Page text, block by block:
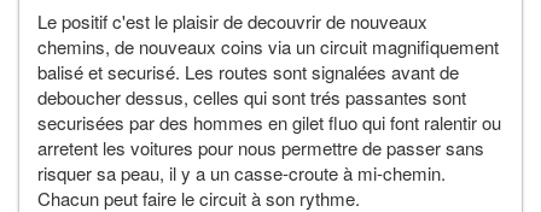
Le positif c'est le plaisir de decouvrir de nouveaux
chemins, de nouveaux coins via un circuit magnifiquement
balisé et securisé. Les routes sont signalées avant de
deboucher dessus, celles qui sont trés passantes sont
securisées par des hommes en gilet fluo qui font ralentir ou
arretent les voitures pour nous permettre de passer sans
risquer sa peau, il y a un casse-croute à mi-chemin.
Chacun peut faire le circuit à son rythme.